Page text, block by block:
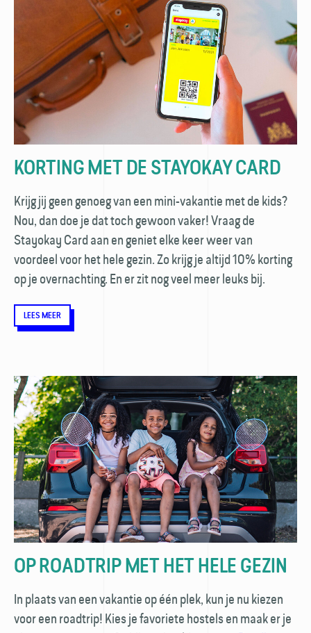
KORTING MET DE STAYOKAY CARD
Krijg jij geen genoeg van een mini-vakantie met de kids?
Nou, dan doe je dat toch gewoon vaker! Vraag de
Stayokay Card aan en geniet elke keer weer van
voordeel voor het hele gezin. Zo krijg je altijd 10% korting
op je overnachting. En er zit nog veel meer leuks bij.
LEES MEER
OP ROADTRIP MET HET HELE GEZIN
In plaats van een vakantie op één plek, kun je nu kiezen
voor een roadtrip! Kies je favoriete hostels en maak er je